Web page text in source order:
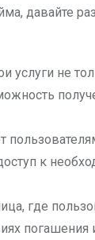
давайте
услуги не
к
где
погашения